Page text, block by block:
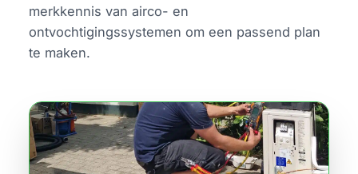
merkkennis van airco- en
ontvochtigingssystemen om een passend plan
te maken.